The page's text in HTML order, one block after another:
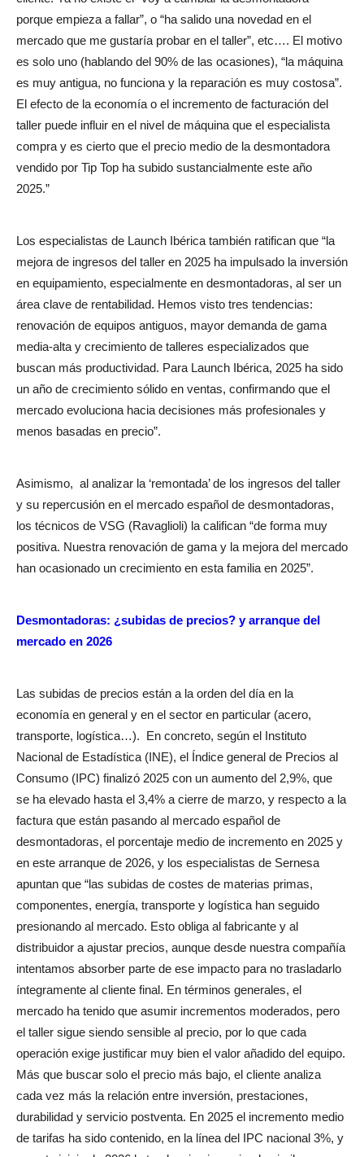
porque empieza a fallar”, o “ha salido una novedad en el
mercado que me gustaría probar en el taller”, etc…. El motivo
es solo uno (hablando del 90% de las ocasiones), “la máquina
es muy antigua, no funciona y la reparación es muy costosa”.
El efecto de la economía o el incremento de facturación del
taller puede influir en el nivel de máquina que el especialista
compra y es cierto que el precio medio de la desmontadora
vendido por Tip Top ha subido sustancialmente este año
2025.”
Los especialistas de Launch Ibérica también ratifican que “la
mejora de ingresos del taller en 2025 ha impulsado la inversión
en equipamiento, especialmente en desmontadoras, al ser un
área clave de rentabilidad. Hemos visto tres tendencias:
renovación de equipos antiguos, mayor demanda de gama
media-alta y crecimiento de talleres especializados que
buscan más productividad. Para Launch Ibérica, 2025 ha sido
un año de crecimiento sólido en ventas, confirmando que el
mercado evoluciona hacia decisiones más profesionales y
menos basadas en precio”.
Asimismo, al analizar la ‘remontada’ de los ingresos del taller
y su repercusión en el mercado español de desmontadoras,
los técnicos de VSG (Ravaglioli) la califican “de forma muy
positiva. Nuestra renovación de gama y la mejora del mercado
han ocasionado un crecimiento en esta familia en 2025”.
Desmontadoras: ¿subidas de precios? y arranque del
mercado en 2026
Las subidas de precios están a la orden del día en la
economía en general y en el sector en particular (acero,
transporte, logística…). En concreto, según el Instituto
Nacional de Estadística (INE), el Índice general de Precios al
Consumo (IPC) finalizó 2025 con un aumento del 2,9%, que
se ha elevado hasta el 3,4% a cierre de marzo, y respecto a la
factura que están pasando al mercado español de
desmontadoras, el porcentaje medio de incremento en 2025 y
en este arranque de 2026, y los especialistas de Sernesa
apuntan que “las subidas de costes de materias primas,
componentes, energía, transporte y logística han seguido
presionando al mercado. Esto obliga al fabricante y al
distribuidor a ajustar precios, aunque desde nuestra compañía
intentamos absorber parte de ese impacto para no trasladarlo
íntegramente al cliente final. En términos generales, el
mercado ha tenido que asumir incrementos moderados, pero
el taller sigue siendo sensible al precio, por lo que cada
operación exige justificar muy bien el valor añadido del equipo.
Más que buscar solo el precio más bajo, el cliente analiza
cada vez más la relación entre inversión, prestaciones,
durabilidad y servicio postventa. En 2025 el incremento medio
de tarifas ha sido contenido, en la línea del IPC nacional 3%, y